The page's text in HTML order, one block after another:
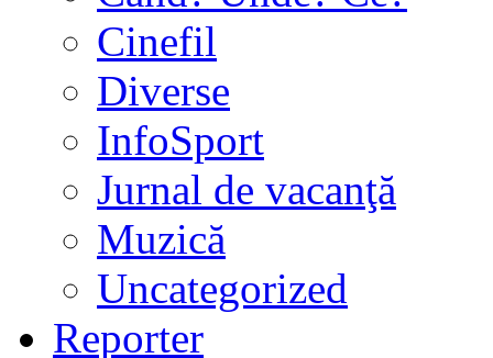
Cinefil
Diverse
InfoSport
Jurnal de vacanţă
Muzică
Uncategorized
Reporter